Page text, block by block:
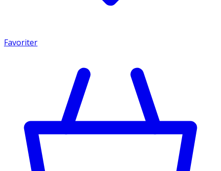
Favoriter